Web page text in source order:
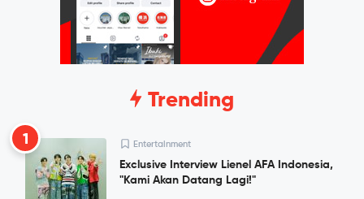
Trending
1 Entertainment
Exclusive Interview Lienel AFA Indonesia,
"Kami Akan Datang Lagi!"